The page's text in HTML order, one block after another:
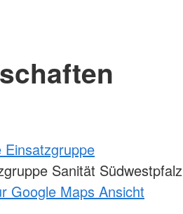
Einsatzgruppe
Sanität Südwestpfalz
Google Maps Ansicht